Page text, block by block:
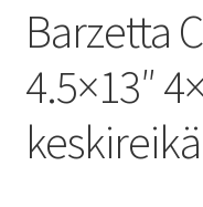
Barzetta
4.5×13″